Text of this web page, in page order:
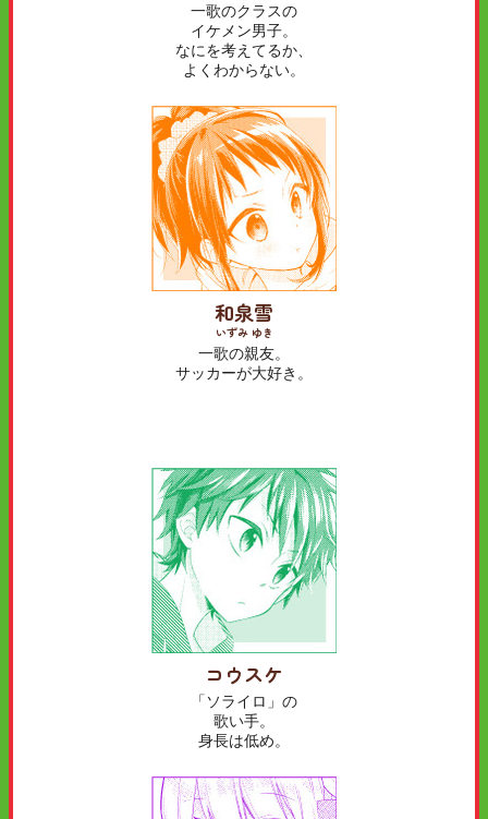
一歌のクラスの
イケメン男子。
なにを考えてるか、
よくわからない。
和泉雪
いずみ ゆき
一歌の親友。
サッカーが大好き。
コウスケ
「ソライロ」の
歌い手。
身長は低め。